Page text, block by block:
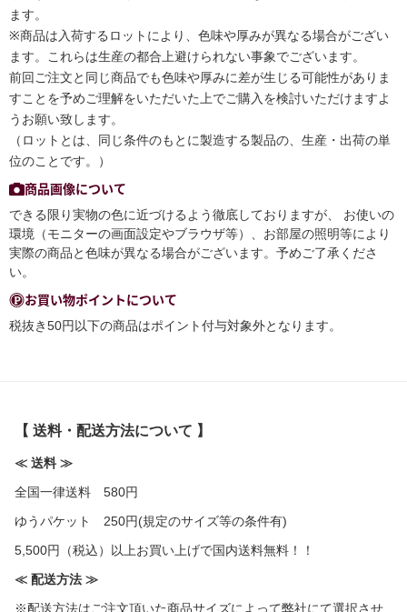
ます。
※商品は入荷するロットにより、色味や厚みが異なる場合がござい
ます。これらは生産の都合上避けられない事象でございます。
前回ご注文と同じ商品でも色味や厚みに差が生じる可能性がありま
すことを予めご理解をいただいた上でご購入を検討いただけますよ
うお願い致します。
（ロットとは、同じ条件のもとに製造する製品の、生産・出荷の単
位のことです。）
商品画像について
できる限り実物の色に近づけるよう徹底しておりますが、 お使いの
環境（モニターの画面設定やブラウザ等）、お部屋の照明等により
実際の商品と色味が異なる場合がございます。予めご了承くださ
い。
お買い物ポイントについて
税抜き50円以下の商品はポイント付与対象外となります。
【 送料・配送方法について 】
≪ 送料 ≫
全国一律送料 580円
ゆうパケット 250円(規定のサイズ等の条件有)
5,500円（税込）以上お買い上げで国内送料無料！！
≪ 配送方法 ≫
※配送方法はご注文頂いた商品サイズによって弊社にて選択させ